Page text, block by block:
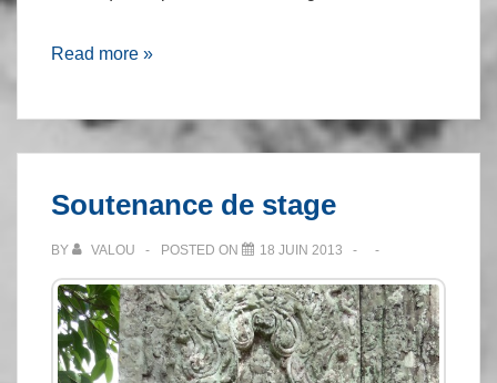
Wat
Read more »
Soutenance de stage
BY VALOU POSTED ON 18 JUIN 2013